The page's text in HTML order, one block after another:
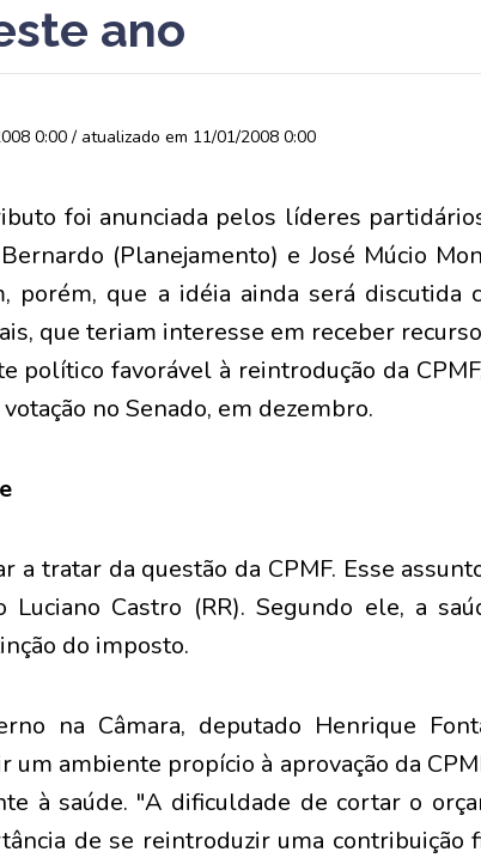
ano
0:00 / atualizado em 11/01/2008 0:00
foi anunciada pelos líderes
(Planejamento) e José Múcio
porém, que a idéia ainda será discutida
que teriam interesse em receber
político favorável à reintrodução da
no Senado, em dezembro.
a tratar da questão da CPMF. Esse
Luciano Castro (RR). Segundo ele, a
do imposto.
na Câmara, deputado Henrique
um ambiente propício à aprovação da
à saúde. "A dificuldade de cortar o
de se reintroduzir uma contribuição